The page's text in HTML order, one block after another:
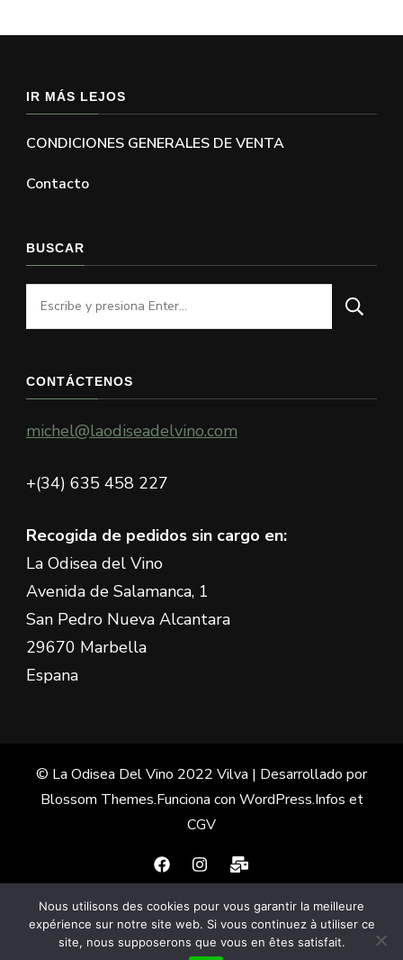
IR MÁS LEJOS
CONDICIONES GENERALES DE VENTA
Contacto
BUSCAR
¿Buscas
algo?
CONTÁCTENOS
michel@laodiseadelvino.com
+(34) 635 458 227
Recogida de pedidos sin cargo en:
La Odisea del Vino
Avenida de Salamanca, 1
San Pedro Nueva Alcantara
29670 Marbella
Espana
© La Odisea Del Vino 2022 Vilva | Desarrollado por
Blossom Themes.Funciona con WordPress.Infos et
CGV
Français(Francés)
Español
English( Inglés)
Nous utilisons des cookies pour vous garantir la meilleure
expérience sur notre site web. Si vous continuez à utiliser ce
site, nous supposerons que vous en êtes satisfait.